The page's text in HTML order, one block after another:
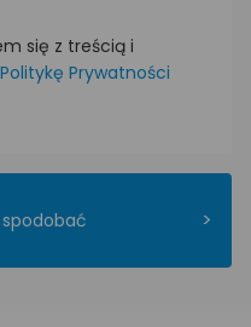
się z treścią i
Politykę Prywatności
>